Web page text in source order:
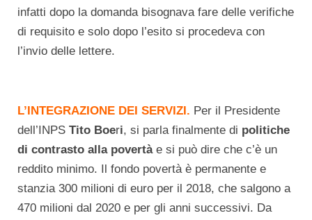
infatti dopo la domanda bisognava fare delle verifiche
di requisito e solo dopo l’esito si procedeva con
l’invio delle lettere.
L’INTEGRAZIONE DEI SERVIZI. Per il Presidente
dell’INPS Tito Boeri, si parla finalmente di politiche
di contrasto alla povertàe si può dire che c’è un
reddito minimo. Il fondo povertà è permanente e
stanzia 300 milioni di euro per il 2018, che salgono a
470 milioni dal 2020 e per gli anni successivi. Da